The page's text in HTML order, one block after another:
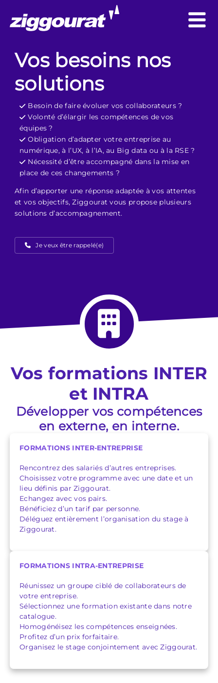
Vos besoins nos
solutions
Besoin de faire évoluer vos collaborateurs ?
Volonté d’élargir les compétences de vos
équipes ?
Obligation d’adapter votre entreprise au
numérique, à l’UX, à l’IA, au Big data ou à la RSE ?
Nécessité d’être accompagné dans la mise en
place de ces changements ?
Afin d’apporter une réponse adaptée à vos attentes
et vos objectifs, Ziggourat vous propose plusieurs
solutions d’accompagnement.
Je veux être rappelé(e)
Vos formations INTER
et INTRA
Développer vos compétences
en externe, en interne.
FORMATIONS INTER-ENTREPRISE
Rencontrez des salariés d’autres entreprises.
Choisissez votre programme avec une date et un
lieu définis par Ziggourat.
Echangez avec vos pairs.
Bénéficiez d’un tarif par personne.
Déléguez entièrement l’organisation du stage à
Ziggourat.
FORMATIONS INTRA-ENTREPRISE
Réunissez un groupe ciblé de collaborateurs de
votre entreprise.
Sélectionnez une formation existante dans notre
catalogue.
Homogénéisez les compétences enseignées.
Profitez d’un prix forfaitaire.
Organisez le stage conjointement avec Ziggourat.